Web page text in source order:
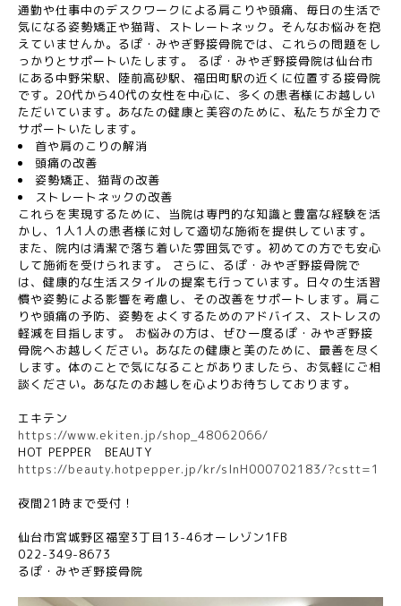
通勤や仕事中のデスクワークによる肩こりや頭痛、毎日の生活で
気になる姿勢矯正や猫背、ストレートネック。そんなお悩みを抱
えていませんか。るぽ・みやぎ野接骨院では、これらの問題をし
っかりとサポートいたします。 るぽ・みやぎ野接骨院は仙台市
にある中野栄駅、陸前高砂駅、福田町駅の近くに位置する接骨院
です。20代から40代の女性を中心に、多くの患者様にお越しい
ただいています。あなたの健康と美容のために、私たちが全力で
サポートいたします。
首や肩のこりの解消
頭痛の改善
姿勢矯正、猫背の改善
ストレートネックの改善
これらを実現するために、当院は専門的な知識と豊富な経験を活
かし、1人1人の患者様に対して適切な施術を提供しています。
また、院内は清潔で落ち着いた雰囲気です。初めての方でも安心
して施術を受けられます。 さらに、るぽ・みやぎ野接骨院で
は、健康的な生活スタイルの提案も行っています。日々の生活習
慣や姿勢による影響を考慮し、その改善をサポートします。肩こ
りや頭痛の予防、姿勢をよくするためのアドバイス、ストレスの
軽減を目指します。 お悩みの方は、ぜひ一度るぽ・みやぎ野接
骨院へお越しください。あなたの健康と美のために、最善を尽く
します。体のことで気になることがありましたら、お気軽にご相
談ください。あなたのお越しを心よりお待ちしております。
エキテン
https://www.ekiten.jp/shop_48062066/
HOT PEPPER
BEAUTY
https://beauty.hotpepper.jp/kr/slnH000702183/?cstt=1
夜間21 時まで受付！
仙台市宮城野区福室3丁目 13-46オーレゾン1FB
022-349-8673
るぽ・みやぎ野接骨院